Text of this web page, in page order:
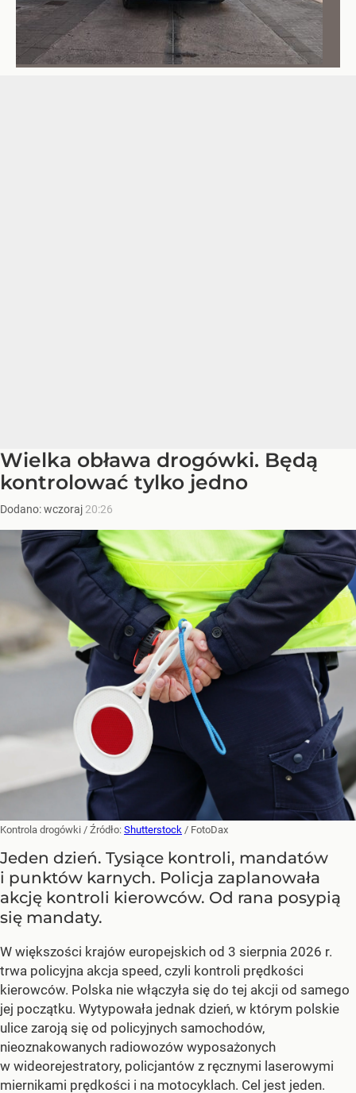
Wielka obława drogówki. Będą
kontrolować tylko jedno
Dodano:wczoraj 20:26
Kontrola drogówki / Źródło: Shutterstock / FotoDax
Jeden dzień. Tysiące kontroli, mandatów
i punktów karnych. Policja zaplanowała
akcję kontroli kierowców. Od rana posypią
się mandaty.
W większości krajów europejskich od 3 sierpnia 2026 r.
trwa policyjna akcja speed, czyli kontroli prędkości
kierowców. Polska nie włączyła się do tej akcji od samego
jej początku. Wytypowała jednak dzień, w którym polskie
ulice zaroją się od policyjnych samochodów,
nieoznakowanych radiowozów wyposażonych
w wideorejestratory, policjantów z ręcznymi laserowymi
miernikami prędkości i na motocyklach. Cel jest jeden.